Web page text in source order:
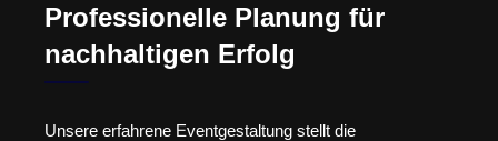
Professionelle Planung für
nachhaltigen Erfolg
Unsere erfahrene Eventgestaltung stellt die